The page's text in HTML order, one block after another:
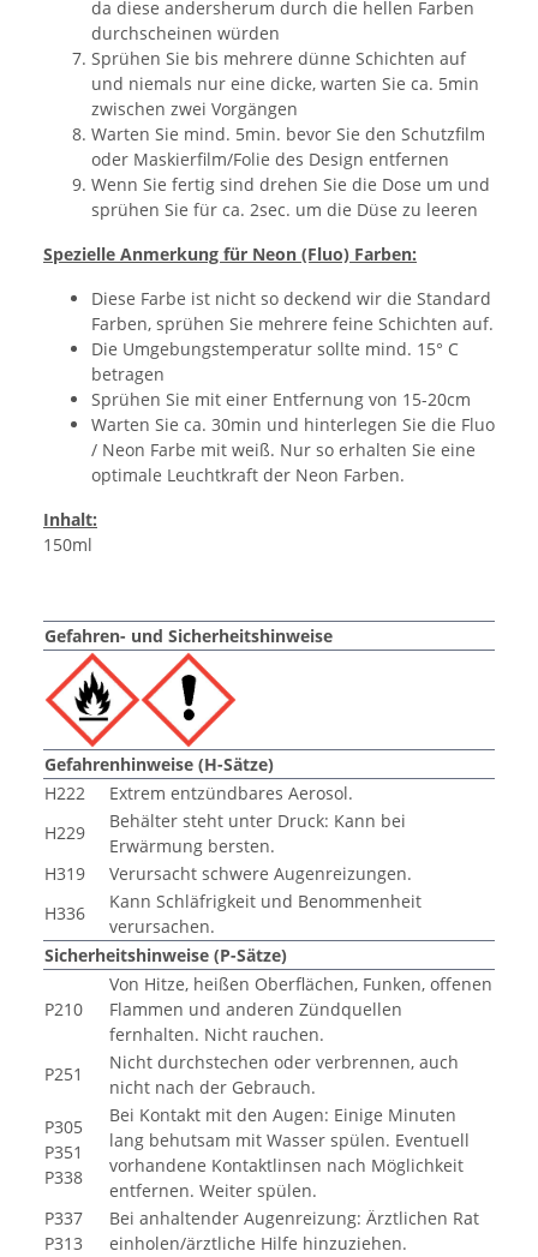
da diese andersherum durch die hellen Farben
durchscheinen würden
Sprühen Sie bis mehrere dünne Schichten auf
und niemals nur eine dicke, warten Sie ca. 5min
zwischen zwei Vorgängen
Warten Sie mind. 5min. bevor Sie den Schutzfilm
oder Maskierfilm/Folie des Design entfernen
Wenn Sie fertig sind drehen Sie die Dose um und
sprühen Sie für ca. 2sec. um die Düse zu leeren
Spezielle Anmerkung für Neon (Fluo) Farben:
Diese Farbe ist nicht so deckend wir die Standard
Farben, sprühen Sie mehrere feine Schichten auf.
Die Umgebungstemperatur sollte mind. 15° C
betragen
Sprühen Sie mit einer Entfernung von 15-20cm
Warten Sie ca. 30min und hinterlegen Sie die Fluo
/ Neon Farbe mit weiß. Nur so erhalten Sie eine
optimale Leuchtkraft der Neon Farben.
Inhalt:
150ml
Gefahren- und Sicherheitshinweise
Gefahrenhinweise (H-Sätze)
H222
Extrem entzündbares Aerosol.
H229
Behälter steht unter Druck: Kann bei
Erwärmung bersten.
H319
Verursacht schwere Augenreizungen.
H336
Kann Schläfrigkeit und Benommenheit
verursachen.
Sicherheitshinweise (P-Sätze)
P210
Von Hitze, heißen Oberflächen, Funken, offenen
Flammen und anderen Zündquellen
fernhalten. Nicht rauchen.
P251
Nicht durchstechen oder verbrennen, auch
nicht nach der Gebrauch.
P305
P351
P338
Bei Kontakt mit den Augen: Einige Minuten
lang behutsam mit Wasser spülen. Eventuell
vorhandene Kontaktlinsen nach Möglichkeit
entfernen. Weiter spülen.
P337
P313
Bei anhaltender Augenreizung: Ärztlichen Rat
einholen/ärztliche Hilfe hinzuziehen.